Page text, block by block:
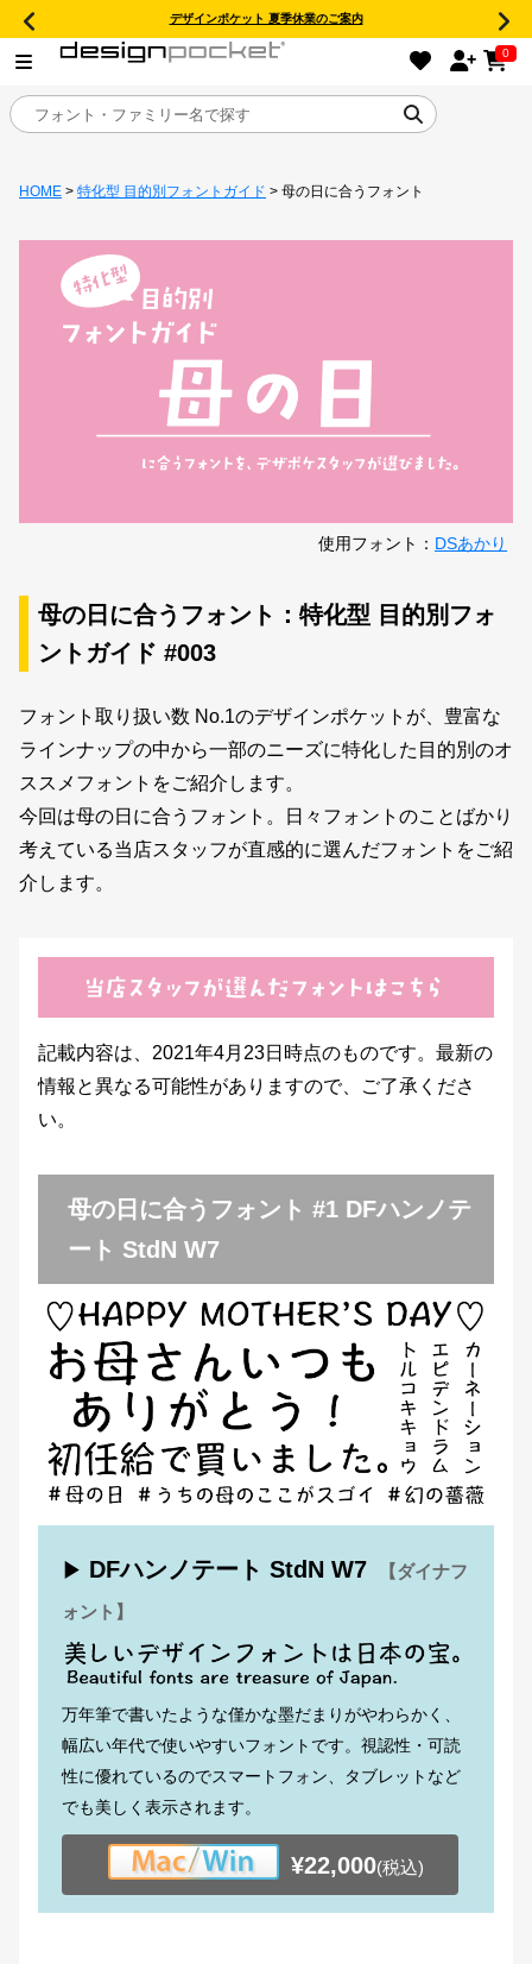
デザインポケット 夏季休業のご案内
0
目的別フォントガイド
おすすめ
年間ライセンス商品
キャンペーン一覧
カート
マイページ
お気に入り
ご利用ガイド
お問い合わせ
HOME > 特化型 目的別フォントガイド > 母の日に合うフォント
使用フォント： DSあかり
母の日に合うフォント：特化型 目的別フォ
ントガイド #003
フォント取り扱い数 No.1のデザインポケットが、豊富な
ラインナップの中から一部のニーズに特化した目的別のオ
ススメフォントをご紹介します。
今回は母の日に合うフォント。日々フォントのことばかり
考えている当店スタッフが直感的に選んだフォントをご紹
介します。
記載内容は、2021年4月23日時点のものです。最新の
情報と異なる可能性がありますので、ご了承くださ
い。
母の日に合うフォント #1 DFハンノテ
ート StdN W7
▶ DFハンノテート StdN W7
【ダイナフ
ォント】
万年筆で書いたような僅かな墨だまりがやわらかく、
幅広い年代で使いやすいフォントです。視認性・可読
性に優れているのでスマートフォン、タブレットなど
でも美しく表示されます。
¥22,000(税込)